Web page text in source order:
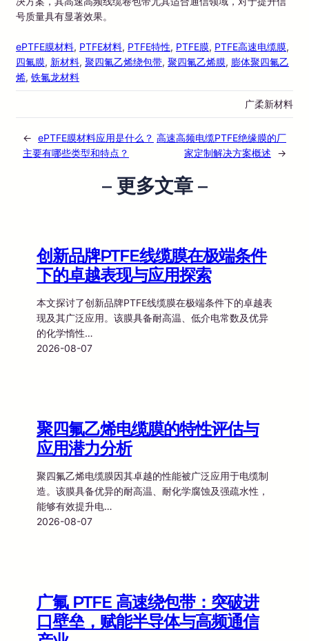
号质量具有显著效果。
ePTFE膜材料, PTFE材料, PTFE特性, PTFE膜, PTFE高速电缆膜
四氟膜, 新材料, 聚四氟乙烯绕包带, 聚四氟乙烯膜, 膨体聚四氟乙
烯, 铁氟龙材料
广柔新材料
← ePTFE膜材料应用是什么？
主要有哪些类型和特点？
高速高频电缆PTFE绝缘膜的厂
家定制解决方案概述
→
– 更多文章 –
创新品牌PTFE线缆膜在极端条件
下的卓越表现与应用探索
本文探讨了创新品牌PTFE线缆膜在极端条件下的卓越表
现及其广泛应用。该膜具备耐高温、低介电常数及优异
的化学惰性…
2026-08-07
聚四氟乙烯电缆膜的特性评估与
应用潜力分析
聚四氟乙烯电缆膜因其卓越的性能被广泛应用于电缆制
造。该膜具备优异的耐高温、耐化学腐蚀及强疏水性，
能够有效提升电…
2026-08-07
广氟 PTFE 高速绕包带：突破进
口壁垒，赋能半导体与高频通信